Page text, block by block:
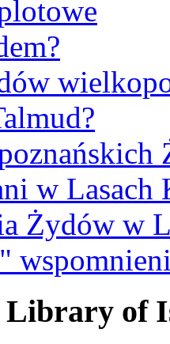
w Lasach
Żydów w
Library of